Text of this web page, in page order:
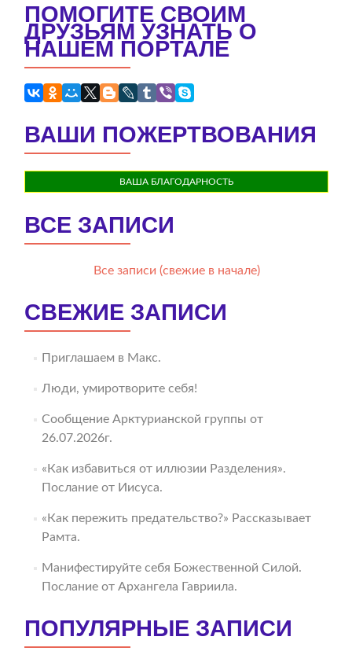
ПОМОГИТЕ СВОИМ
ДРУЗЬЯМ УЗНАТЬ О
НАШЕМ ПОРТАЛЕ
ВАШИ ПОЖЕРТВОВАНИЯ
ВАША БЛАГОДАРНОСТЬ
ВСЕ ЗАПИСИ
Все записи (свежие в начале)
СВЕЖИЕ ЗАПИСИ
Приглашаем в Макс.
Люди, умиротворите себя!
Сообщение Арктурианской группы от
26.07.2026г.
«Как избавиться от иллюзии Разделения».
Послание от Иисуса.
«Как пережить предательство?» Рассказывает
Рамта.
Манифестируйте себя Божественной Силой.
Послание от Архангела Гавриила.
ПОПУЛЯРНЫЕ ЗАПИСИ